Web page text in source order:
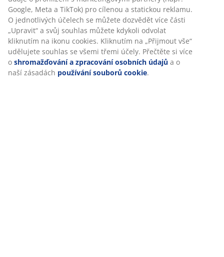
Specifikace
Google, Meta a TikTok) pro cílenou a statickou reklamu.
O jednotlivých účelech se můžete dozvědět více části
„Upravit“ a svůj souhlas můžete kdykoli odvolat
kliknutím na ikonu cookies. Kliknutím na „Přijmout vše“
udělujete souhlas se všemi třemi účely. Přečtěte si více
o shromažďování a zpracování osobních údajů a o
naší zásadách používání souborů cookie.